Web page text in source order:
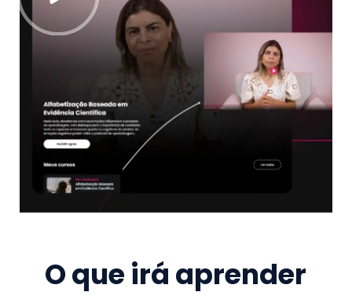
O que irá aprender